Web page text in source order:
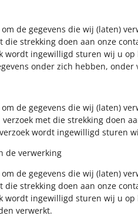
de gegevens die wij (laten)
die strekking doen aan onze
wordt ingewilligd sturen wij u
onder zich hebben,
de gegevens die wij (laten)
met die strekking doen
wordt ingewilligd sturen
de verwerking
de gegevens die wij (laten)
die strekking doen aan onze
wordt ingewilligd sturen wij u
verwerkt.